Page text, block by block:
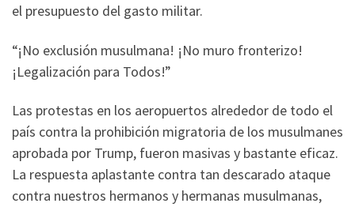
el presupuesto del gasto militar.
“¡No exclusión musulmana! ¡No muro fronterizo!
¡Legalización para Todos!”
Las protestas en los aeropuertos alrededor de todo el
país contra la prohibición migratoria de los musulmanes
aprobada por Trump, fueron masivas y bastante eficaz.
La respuesta aplastante contra tan descarado ataque
contra nuestros hermanos y hermanas musulmanas,